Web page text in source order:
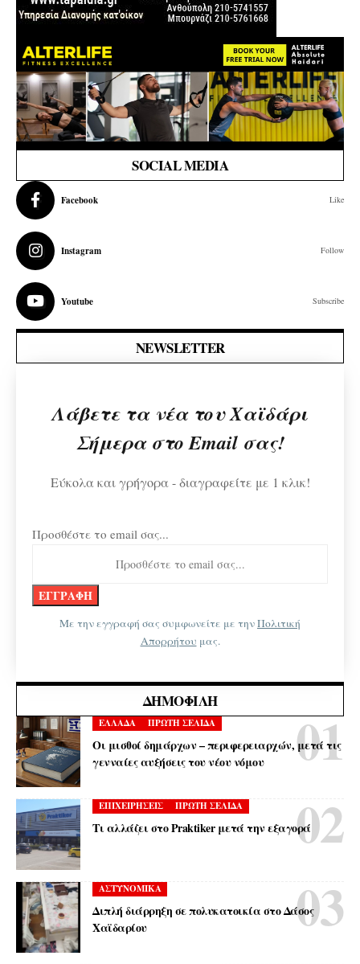
SOCIAL MEDIA
Facebook Like
Instagram Follow
Youtube Subscribe
NEWSLETTER
Λάβετε τα νέα του Χαϊδάρι
Σήμερα στο Email σας!
Εύκολα και γρήγορα - διαγραφείτε με 1 κλικ!
Προσθέστε το email σας...
Με την εγγραφή σας συμφωνείτε με τηνΠολιτική
Απορρήτου μας.
ΔΗΜΟΦΙΛΉ
ΕΛΛΑΔΑ ΠΡΩΤΗ ΣΕΛΙΔΑ
Οι μισθοί δημάρχων – περιφερειαρχών, μετά τις
γενναίες αυξήσεις του νέου νόμου
ΕΠΙΧΕΙΡΗΣΕΙΣ ΠΡΩΤΗ ΣΕΛΙΔΑ
Τι αλλάζει στο Praktiker μετά την εξαγορά
ΑΣΤΥΝΟΜΙΚΑ
Διπλή διάρρηξη σε πολυκατοικία στο Δάσος
Χαϊδαρίου